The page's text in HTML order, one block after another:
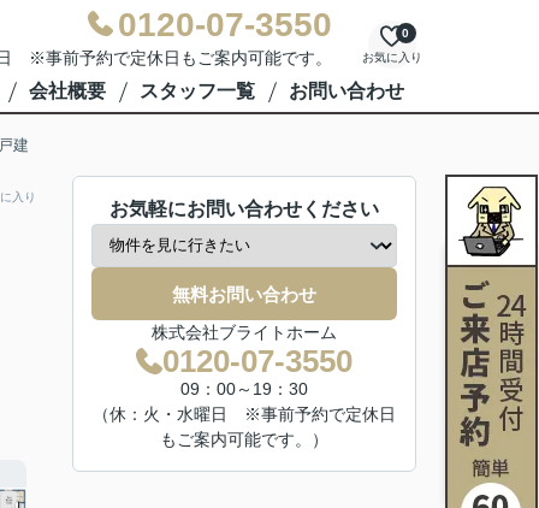
0120-07-3550
※事前予約で定休日もご案内可能です。 お気に入り
0
会社概要 スタッフ一覧 お問い合わせ
建
入り
お気軽にお問い合わせください
無料お問い合わせ
株式会社ブライトホーム
0120-07-3550
09：00～19：30
（休：火・水曜日 ※事前予約で定休日
もご案内可能です。）